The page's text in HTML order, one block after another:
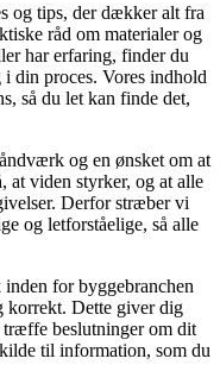
og tips, der dækker alt fra
råd om materialer og
har erfaring, finder du
din proces. Vores indhold
så du let kan finde det,
og en ønsket om at
at viden styrker, og at alle
Derfor stræber vi
og letforståelige, så alle
for byggebranchen
korrekt. Dette giver dig
beslutninger om dit
til information, som du